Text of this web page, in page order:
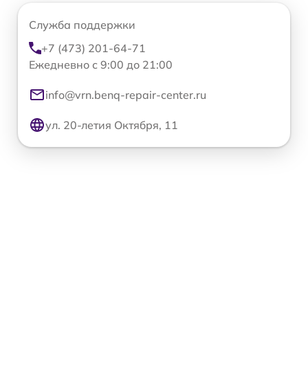
Служба поддержки
+7 (473) 201-64-71
Ежедневно с 9:00 до 21:00
info@vrn.benq-repair-center.ru
ул. 20-летия Октября, 11